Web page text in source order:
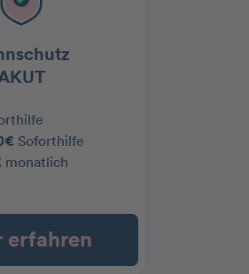
Soforthilfe
monatlich
erfahren